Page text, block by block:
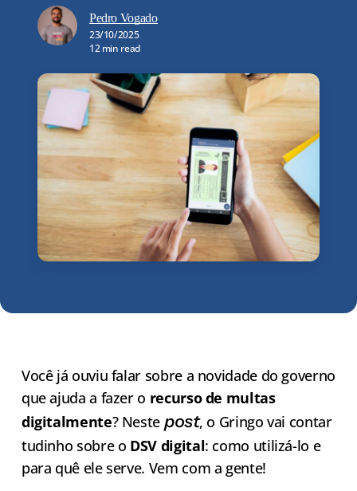
Pedro Vogado
23/10/2025
12 min read
Você já ouviu falar sobre a novidade do governo
que ajuda a fazer o recurso de multas
digitalmente? Neste post, o Gringo vai contar
tudinho sobre o DSV digital: como utilizá-lo e
para quê ele serve. Vem com a gente!